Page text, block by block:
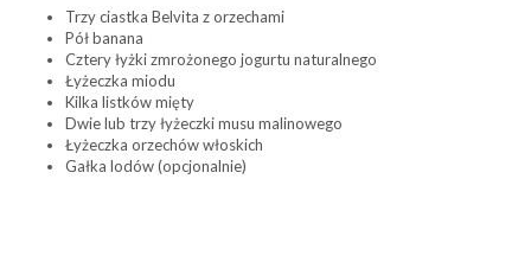
Trzy ciastka Belvita z orzechami
Pół banana
Cztery łyżki zmrożonego jogurtu naturalnego
Łyżeczka miodu
Kilka listków mięty
Dwie lub trzy łyżeczki musu malinowego
Łyżeczka orzechów włoskich
Gałka lodów (opcjonalnie)